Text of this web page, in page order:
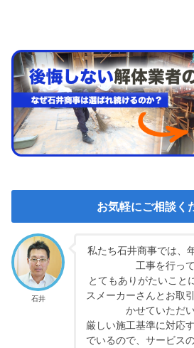
お気軽にご相談く
石井
私たち石井商事では、
工事を行っ
とてもありがたいこと
スメーカーさんとお取
かせていただ
厳しい施工基準に対応
でいるので、サービス